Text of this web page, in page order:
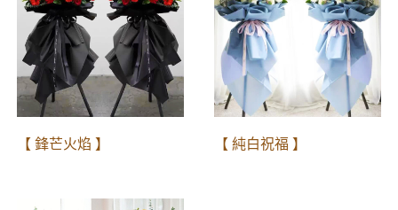
【 鋒芒火焰 】 【 純白祝福 】